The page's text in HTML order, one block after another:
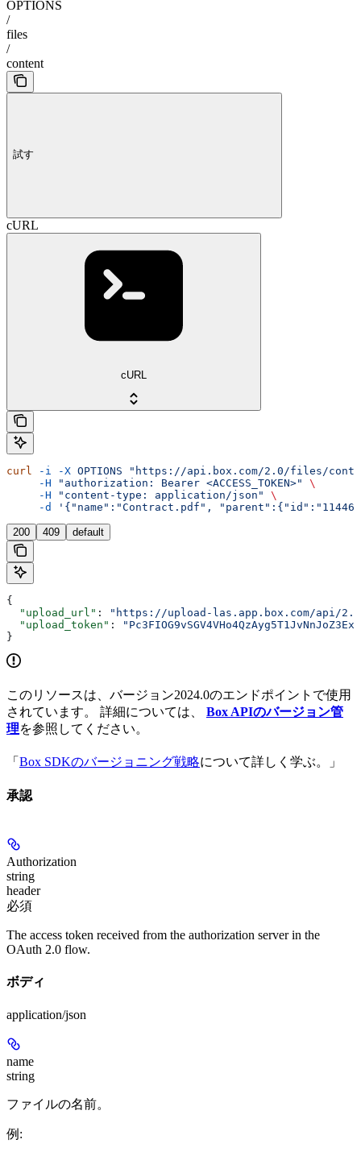
OPTIONS
/
files
/
content
試す
cURL
cURL
curl -i -X OPTIONS "https://api.box.com/2.0/files/
     -H
"authorization: Bearer <ACCESS_TOKEN>"
\
     -H
"content-type: application/json"
\
     -d
'{"name":"Contract.pdf",
200 409 default
{
  "upload_url"
:
"https://upload-las.app.box.com/api/
  "upload_token"
:
}
このリソースは、バージョン2024.0のエンドポイントで使用
されています。 詳細については、 Box APIのバージョン管
理を参照してください。
「 Box SDKのバージョニング戦略について詳しく学ぶ。」
承認
Authorization
string
header
必須
The access token received from the authorization server in the
OAuth 2.0 flow.
ボディ
application/json
name
string
ファイルの名前。
例 :